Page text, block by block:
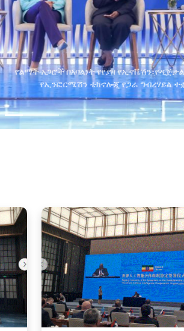
የየያዘ የኢኖቬሽን፣የዲጅታል ኢኮኖሚ እና
የጋራ ግብረሃይል ተቋቋመ